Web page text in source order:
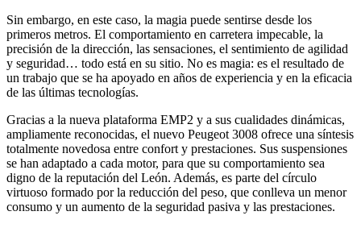
Sin embargo, en este caso, la magia puede sentirse desde los
primeros metros. El comportamiento en carretera impecable, la
precisión de la dirección, las sensaciones, el sentimiento de agilidad
y seguridad… todo está en su sitio. No es magia: es el resultado de
un trabajo que se ha apoyado en años de experiencia y en la eficacia
de las últimas tecnologías.
Gracias a la nueva plataforma EMP2 y a sus cualidades dinámicas,
ampliamente reconocidas, el nuevo Peugeot 3008 ofrece una síntesis
totalmente novedosa entre confort y prestaciones. Sus suspensiones
se han adaptado a cada motor, para que su comportamiento sea
digno de la reputación del León. Además, es parte del círculo
virtuoso formado por la reducción del peso, que conlleva un menor
consumo y un aumento de la seguridad pasiva y las prestaciones.